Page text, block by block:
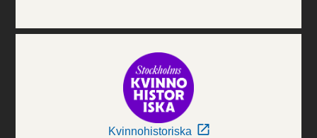
Kvinnohistoriska